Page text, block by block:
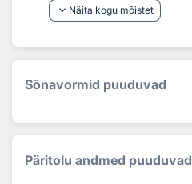
keyboard_arrow_down Näita kogu mõistet
Sõnavormid puuduvad
Päritolu andmed puuduvad